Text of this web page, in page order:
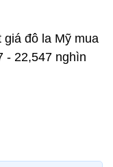
giá đô la Mỹ mua
- 22,547 nghìn